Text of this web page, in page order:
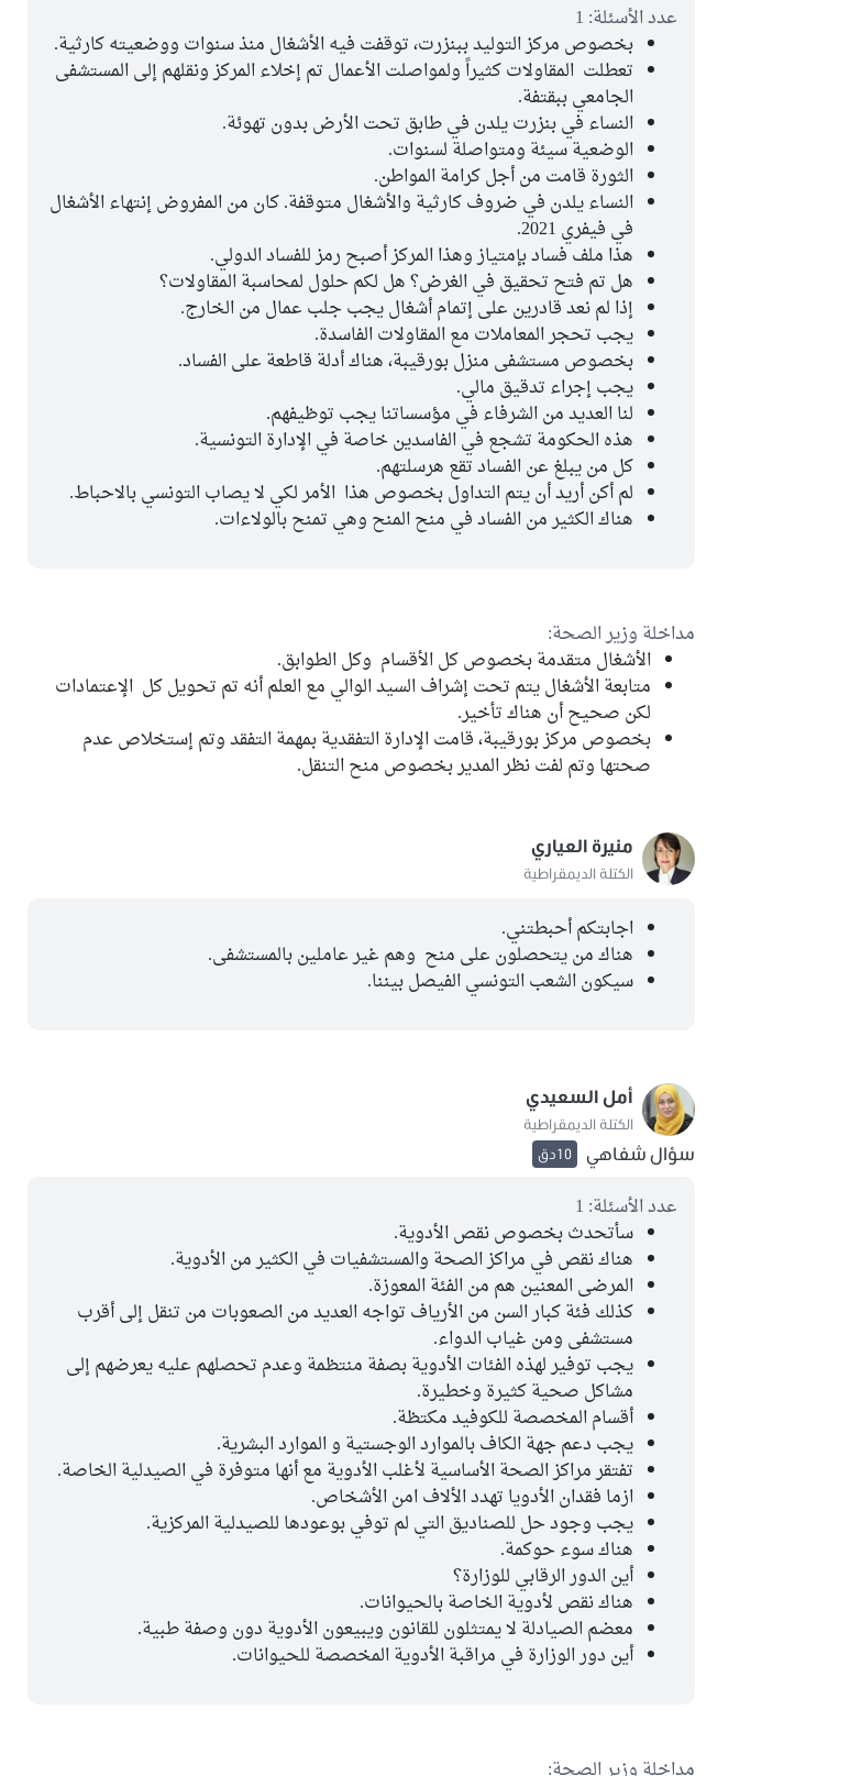
عدد الأسئلة: 1
بخصوص مركز التوليد ببنزرت، توقفت فيه الأشغال منذ سنوات ووضعيته كارثية.
تعطلت المقاولات كثيراً ولمواصلت الأعمال تم إخلاء المركز ونقلهم إلى المستشفى
الجامعي ببقتفة.
النساء في بنزرت يلدن في طابق تحت الأرض بدون تهوئة.
الوضعية سيئة ومتواصلة لسنوات.
الثورة قامت من أجل كرامة المواطن.
النساء يلدن في ضروف كارثية والأشغال متوقفة. كان من المفروض إنتهاء الأشغال
في فيفري 2021.
هذا ملف فساد بإمتياز وهذا المركز أصبح رمز للفساد الدولي.
هل تم فتح تحقيق في الغرض؟ هل لكم حلول لمحاسبة المقاولات؟
إذا لم نعد قادرين على إتمام أشغال يجب جلب عمال من الخارج.
يجب تحجر المعاملات مع المقاولات الفاسدة.
بخصوص مستشفى منزل بورقيبة، هناك أدلة قاطعة على الفساد.
يجب إجراء تدقيق مالي.
لنا العديد من الشرفاء في مؤسساتنا يجب توظيفهم.
هذه الحكومة تشجع في الفاسدين خاصة في الإدارة التونسية.
كل من يبلغ عن الفساد تقع هرسلتهم.
لم أكن أريد أن يتم التداول بخصوص هذا الأمر لكي لا يصاب التونسي بالاحباط.
هناك الكثير من الفساد في منح المنح وهي تمنح بالولاءات.
مداخلة وزير الصحة:
الأشغال متقدمة بخصوص كل الأقسام وكل الطوابق.
متابعة الأشغال يتم تحت إشراف السيد الوالي مع العلم أنه تم تحويل كل الإعتمادات
لكن صحيح أن هناك تأخير.
بخصوص مركز بورقيبة، قامت الإدارة التفقدية بمهمة التفقد وتم إستخلاص عدم
صحتها وتم لفت نظر المدير بخصوص منح التنقل.
منيرة العياري
الكتلة الديمقراطية
اجابتكم أحبطتني.
هناك من يتحصلون على منح وهم غير عاملين بالمستشفى.
سيكون الشعب التونسي الفيصل بيننا.
أمل السعيدي
الكتلة الديمقراطية
سؤال شفاهي 10دق
عدد الأسئلة: 1
سأتحدث بخصوص نقص الأدوية.
هناك نقص في مراكز الصحة والمستشفيات في الكثير من الأدوية.
المرضى المعنين هم من الفئة المعوزة.
كذلك فئة كبار السن من الأرياف تواجه العديد من الصعوبات من تنقل إلى أقرب
مستشفى ومن غياب الدواء.
يجب توفير لهذه الفئات الأدوية بصفة منتظمة وعدم تحصلهم عليه يعرضهم إلى
مشاكل صحية كثيرة وخطيرة.
أقسام المخصصة للكوفيد مكتظة.
يجب دعم جهة الكاف بالموارد الوجستية و الموارد البشرية.
تفتقر مراكز الصحة الأساسية لأغلب الأدوية مع أنها متوفرة في الصيدلية الخاصة.
ازما فقدان الأدويا تهدد الألاف امن الأشخاص.
يجب وجود حل للصناديق التي لم توفي بوعودها للصيدلية المركزية.
هناك سوء حوكمة.
أين الدور الرقابي للوزارة؟
هناك نقص لأدوية الخاصة بالحيوانات.
معضم الصيادلة لا يمتثلون للقانون ويبيعون الأدوية دون وصفة طبية.
أين دور الوزارة في مراقبة الأدوية المخصصة للحيوانات.